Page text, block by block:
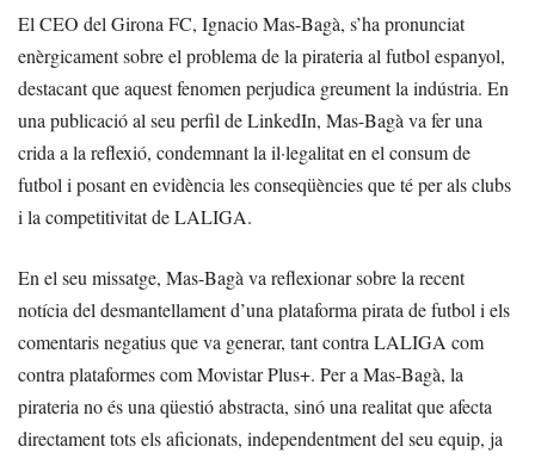
El CEO del Girona FC, Ignacio Mas-Bagà, s’ha pronunciat
enèrgicament sobre el problema de la pirateria al futbol espanyol,
destacant que aquest fenomen perjudica greument la indústria. En
una publicació al seu perfil de LinkedIn, Mas-Bagà va fer una
crida a la reflexió, condemnant la il·legalitat en el consum de
futbol i posant en evidència les conseqüències que té per als clubs
i la competitivitat de LALIGA.
En el seu missatge, Mas-Bagà va reflexionar sobre la recent
notícia del desmantellament d’una plataforma pirata de futbol i els
comentaris negatius que va generar, tant contra LALIGA com
contra plataformes com Movistar Plus+. Per a Mas-Bagà, la
pirateria no és una qüestió abstracta, sinó una realitat que afecta
directament tots els aficionats, independentment del seu equip, ja